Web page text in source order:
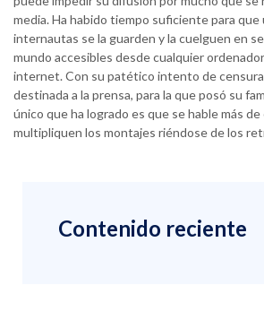
media. Ha habido tiempo suficiente para
internautas se la guarden y la cuelguen en
mundo accesibles desde cualquier
internet. Con su patético intento de
destinada a la prensa, para la que posó su
único que ha logrado es que se hable más de
multipliquen los montajes riéndose de los
Contenido reciente